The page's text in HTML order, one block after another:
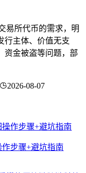
易所代币的需求，明
行主体、价值无支
资金被盗等问题，部
2026-08-07
步骤+避坑指南